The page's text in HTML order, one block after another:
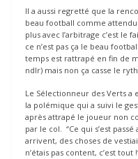
Il a aussi regretté que la
beau football comme
plus avec l’arbitrage c’est le
ce n’est pas ça le beau
temps est rattrapé en fin de
ndlr) mais non ça casse le
Le Sélectionneur des Verts a
la polémique qui a suivi le
après attrapé le joueur non
par le col. “Ce qui s’est
arrivent, des choses de
n’étais pas content, c’est